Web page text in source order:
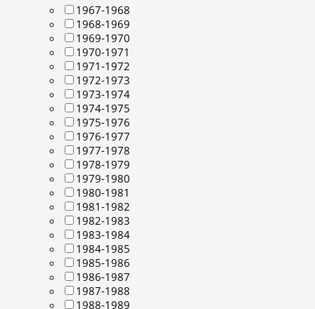
1967-1968
1968-1969
1969-1970
1970-1971
1971-1972
1972-1973
1973-1974
1974-1975
1975-1976
1976-1977
1977-1978
1978-1979
1979-1980
1980-1981
1981-1982
1982-1983
1983-1984
1984-1985
1985-1986
1986-1987
1987-1988
1988-1989